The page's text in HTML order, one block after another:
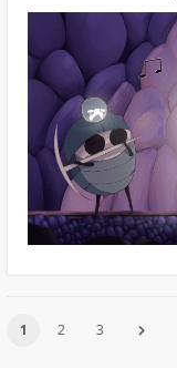
1 2 3